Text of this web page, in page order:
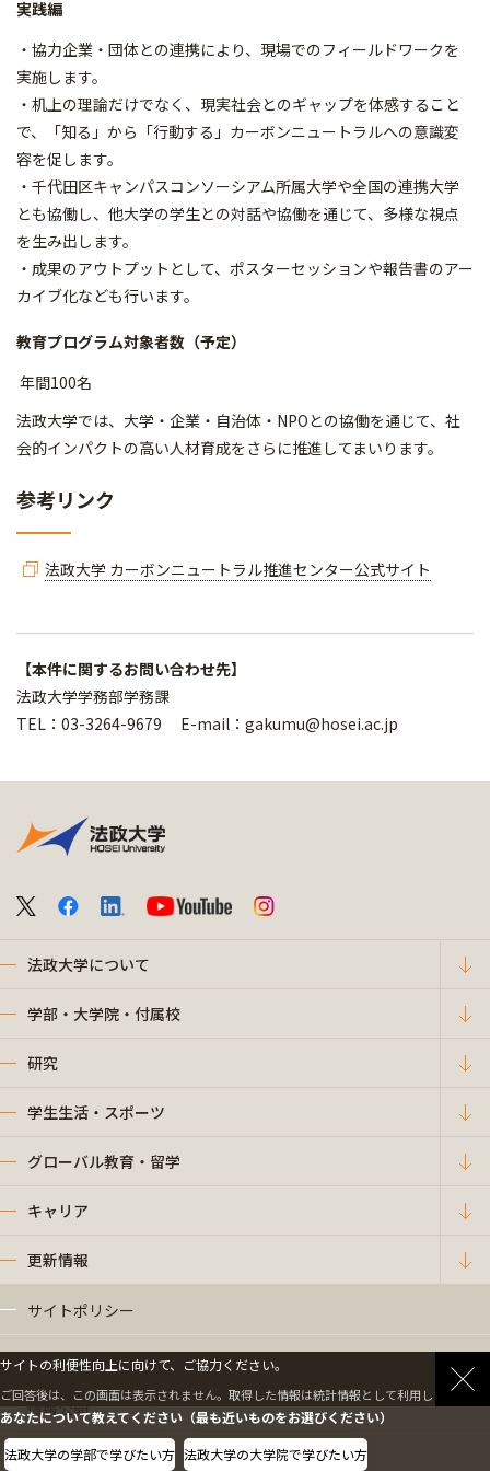
実践編
・協力企業・団体との連携により、現場でのフィールドワークを
実施します。
・机上の理論だけでなく、現実社会とのギャップを体感すること
で、「知る」から「行動する」カーボンニュートラルへの意識変
容を促します。
・千代田区キャンパスコンソーシアム所属大学や全国の連携大学
とも協働し、他大学の学生との対話や協働を通じて、多様な視点
を生み出します。
・成果のアウトプットとして、ポスターセッションや報告書のアー
カイブ化なども行います。
教育プログラム対象者数（予定）
年間100名
法政大学では、大学・企業・自治体・NPOとの協働を通じて、社
会的インパクトの高い人材育成をさらに推進してまいります。
参考リンク
法政大学 カーボンニュートラル推進センター公式サイト
【本件に関するお問い合わせ先】
法政大学学務部学務課
TEL：03-3264-9679 E-mail：gakumu@hosei.ac.jp
法政大学について
学部・大学院・付属校
研究
学生生活・スポーツ
グローバル教育・留学
キャリア
更新情報
サイトポリシー
プライバシーポリシー
情報公開
採用情報
サイトの利便性向上に向けて、ご協力ください。
ご回答後は、この画面は表示されません。取得した情報は統計情報として利用します。
あなたについて教えてください（最も近いものをお選びください）
法政大学の学部で学びたい方 法政大学の大学院で学びたい方